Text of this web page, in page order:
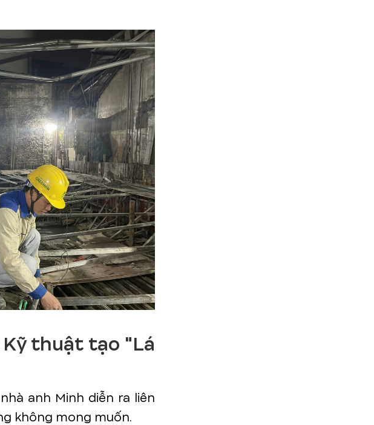
thuật tạo "Lá
anh Minh diễn ra liên
không mong muốn.